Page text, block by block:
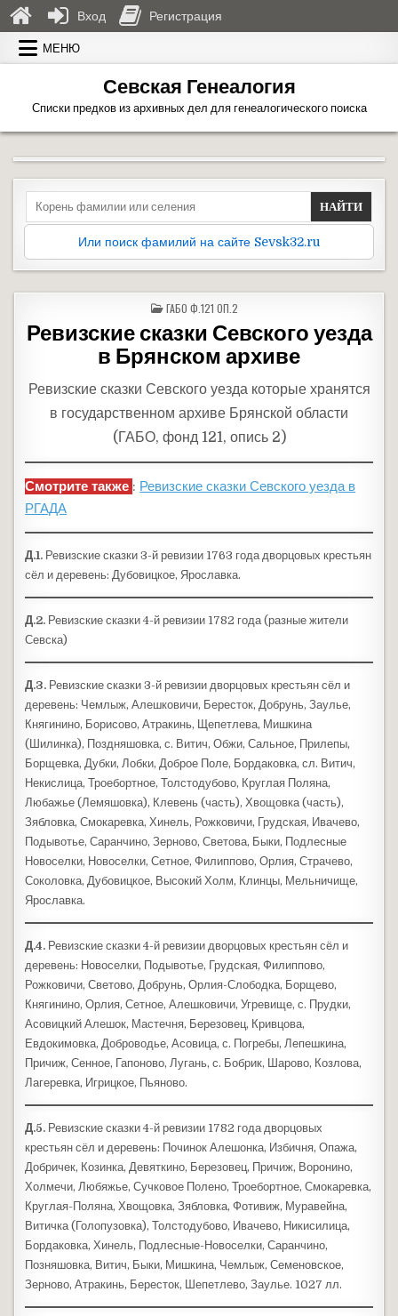
Перейти к содержимому
МЕНЮ
Севская Генеалогия
Списки предков из архивных дел для генеалогического поиска
Search for:
Или поиск фамилий на сайте Sevsk32.ru
ОПУБЛИКОВАНО В
ГАБО Ф.121 ОП.2
Ревизские сказки Севского уезда
в Брянском архиве
Ревизские сказки Севского уезда которые хранятся
в государственном архиве Брянской области
(ГАБО, фонд 121, опись 2)
Смотрите также : Ревизские сказки Севского уезда в
РГАДА
Д.1. Ревизские сказки 3-й ревизии 1763 года дворцовых крестьян
сёл и деревень: Дубовицкое, Ярославка.
Д.2. Ревизские сказки 4-й ревизии 1782 года (разные жители
Севска)
Д.3. Ревизские сказки 3-й ревизии дворцовых крестьян сёл и
деревень: Чемлыж, Алешковичи, Бересток, Добрунь, Заулье,
Княгинино, Борисово, Атракинь, Щепетлева, Мишкина
(Шилинка), Поздняшовка, с. Витич, Обжи, Сальное, Прилепы,
Борщевка, Дубки, Лобки, Доброе Поле, Бордаковка, сл. Витич,
Некислица, Троебортное, Толстодубово, Круглая Поляна,
Любажье (Лемяшовка), Клевень (часть), Хвощовка (часть),
Зябловка, Смокаревка, Хинель, Рожковичи, Грудская, Ивачево,
Подывотье, Саранчино, Зерново, Светова, Быки, Подлесные
Новоселки, Новоселки, Сетное, Филиппово, Орлия, Страчево,
Соколовка, Дубовицкое, Высокий Холм, Клинцы, Мельничище,
Ярославка.
Д.4. Ревизские сказки 4-й ревизии дворцовых крестьян сёл и
деревень: Новоселки, Подывотье, Грудская, Филиппово,
Рожковичи, Светово, Добрунь, Орлия-Слободка, Борщево,
Княгинино, Орлия, Сетное, Алешковичи, Угревище, с. Прудки,
Асовицкий Алешок, Мастечня, Березовец, Кривцова,
Евдокимовка, Доброводье, Асовица, с. Погребы, Лепешкина,
Причиж, Сенное, Гапоново, Лугань, с. Бобрик, Шарово, Козлова,
Лагеревка, Игрицкое, Пьяново.
Д.5. Ревизские сказки 4-й ревизии 1782 года дворцовых
крестьян сёл и деревень: Починок Алешонка, Избичня, Опажа,
Добричек, Козинка, Девяткино, Березовец, Причиж, Воронино,
Холмечи, Любяжье, Сучковое Полено, Троебортное, Смокаревка,
Круглая-Поляна, Хвощовка, Зябловка, Фотивиж, Муравейна,
Витичка (Голопузовка), Толстодубово, Ивачево, Никисилица,
Бордаковка, Хинель, Подлесные-Новоселки, Саранчино,
Позняшовка, Витич, Быки, Мишкина, Чемлыж, Семеновское,
Зерново, Атракинь, Бересток, Шепетлево, Заулье. 1027 лл.
Вход Регистрация